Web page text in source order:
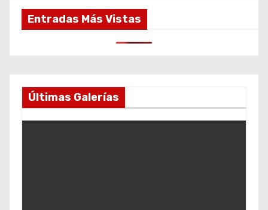
Entradas Más Vistas
Últimas Galerías